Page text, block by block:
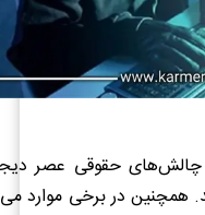
حقوقی عصر
همچنین در برخی موارد